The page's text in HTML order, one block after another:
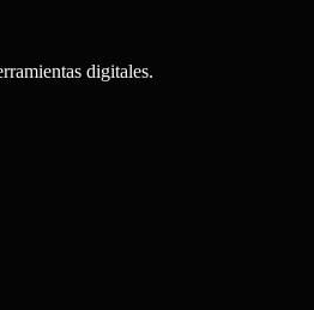
digitales.